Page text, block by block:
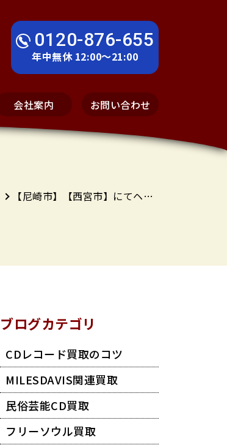
0120-876-655
年中無休 12:00～21:00
会社案内 お問い合わせ
【尼崎市】【西宮市】にてヘッドホン買取及びイヤホン出張査定いたします
ブログカテゴリ
CDレコード買取のコツ
MILESDAVIS関連買取
民俗芸能CD買取
フリーソウル買取